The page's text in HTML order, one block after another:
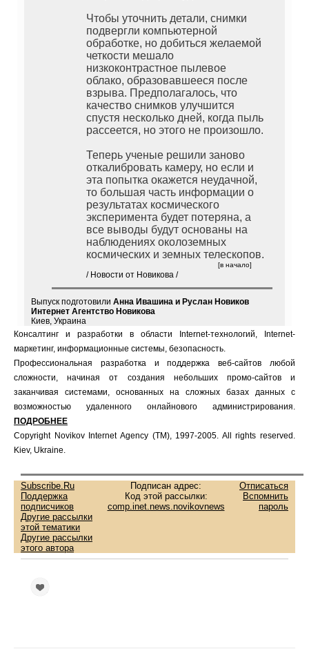
Чтобы уточнить детали, снимки
подвергли компьютерной
обработке, но добиться желаемой
четкости мешало
низкоконтрастное пылевое
облако, образовавшееся после
взрыва. Предполагалось, что
качество снимков улучшится
спустя несколько дней, когда пыль
рассеется, но этого не произошло.
Теперь ученые решили заново
откалибровать камеру, но если и
эта попытка окажется неудачной,
то большая часть информации о
результатах космического
эксперимента будет потеряна, а
все выводы будут основаны на
наблюдениях околоземных
космических и земных телескопов.
/ Новости от Новикова /
[в начало]
Выпуск подготовили Анна Ивашина и Руслан Новиков
Интернет Агентство Новикова
Киев, Украина
Консалтинг и разработки в области Internet-технологий, Internet-
маркетинг, информационные системы, безопасность.
Профессиональная разработка и поддержка веб-сайтов любой
сложности, начиная от создания небольших промо-сайтов и
заканчивая системами, основанных на сложных базах данных с
возможностью удаленного онлайнового администрирования.
ПОДРОБНЕЕ
Copyright Novikov Internet Agency (TM), 1997-2005. All rights reserved.
Kiev, Ukraine.
Subscribe.Ru
Поддержка
подписчиков
Другие рассылки
этой тематики
Другие рассылки
этого автора
Подписан адрес:
Код этой рассылки:
comp.inet.news.novikovnews
Отписаться
Вспомнить
пароль